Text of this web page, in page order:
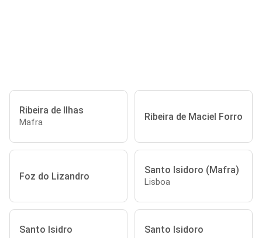
Ribeira de Ilhas
Mafra Ribeira de Maciel Forro
Foz do Lizandro
Santo Isidoro (Mafra)
Lisboa
Santo Isidro Santo Isidoro